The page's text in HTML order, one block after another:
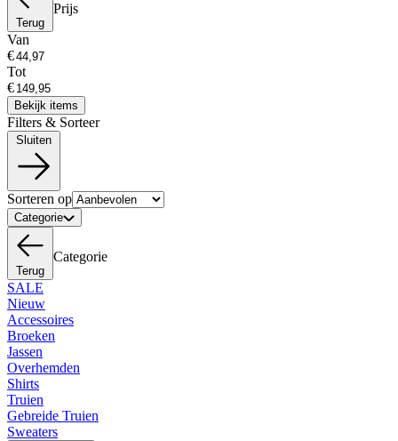
Terug
Prijs
Van
€
Tot
€
Bekijk items
Filters & Sorteer
Sorteren op
Categorie
Terug
Categorie
SALE
Nieuw
Accessoires
Broeken
Jassen
Overhemden
Shirts
Truien
Gebreide Truien
Sweaters